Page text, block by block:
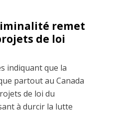
remet
de loi
indiquant que la
partout au Canada
de loi du
à durcir la lutte